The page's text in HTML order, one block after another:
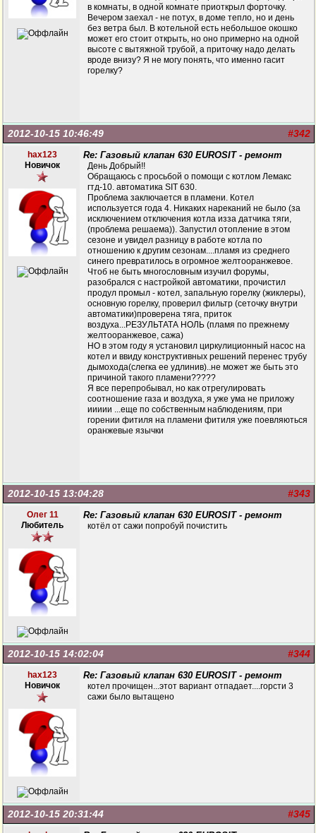
в комнаты, в одной комнате приоткрыл форточку.
Вечером заехал - не потух, в доме тепло, но и день
без ветра был. В котельной есть небольшое окошко
может его стоит открыть, но оно примерно на одной
высоте с вытяжной трубой, а приточку надо делать
вроде внизу? Я не могу понять, что именно гасит
горелку?
#342
2012-10-15 10:46:49
hax123
Новичок
Re: Газовый клапан 630 EUROSIT - ремонт
День Добрый!!
Обращаюсь с просьбой о помощи с котлом Лемакс
гтд-10. автоматика SIT 630.
Проблема заключается в пламени. Котел
используется года 4. Никаких нареканий не было (за
исключением отключения котла изза датчика тяги,
(проблема решаема)). Запустил отопление в этом
сезоне и увидел разницу в работе котла по
отношению к другим сезонам....пламя из среднего
синего превратилось в огромное желтооранжевое.
Чтоб не быть многословным изучил форумы,
разобрался с настройкой автоматики, прочистил
продул промыл - котел, запальную горелку (жиклеры),
основную горелку, проверил фильтр (сеточку внутри
автоматики)проверена тяга, приток
воздуха...РЕЗУЛЬТАТА НОЛЬ (пламя по прежнему
желтооранжевое, сажа)
НО в этом году я установил циркулиционный насос на
котел и ввиду конструктивных решений перенес трубу
дымохода(слегка ее удлинив)..не может же быть это
причиной такого пламени?????
Я все перепробывал, но как отрегулировать
соотношение газа и воздуха, я уже ума не приложу
иииии ...еще по собственным наблюдениям, при
горении фитиля на пламени фитиля уже поевляються
оранжевые язычки
#343
2012-10-15 13:04:28
Олег 11
Любитель
Re: Газовый клапан 630 EUROSIT - ремонт
котёл от сажи попробуй почистить
#344
2012-10-15 14:02:04
hax123
Новичок
Re: Газовый клапан 630 EUROSIT - ремонт
котел прочищен...этот вариант отпадает....горсти 3
сажи было вытащено
#345
2012-10-15 20:31:44